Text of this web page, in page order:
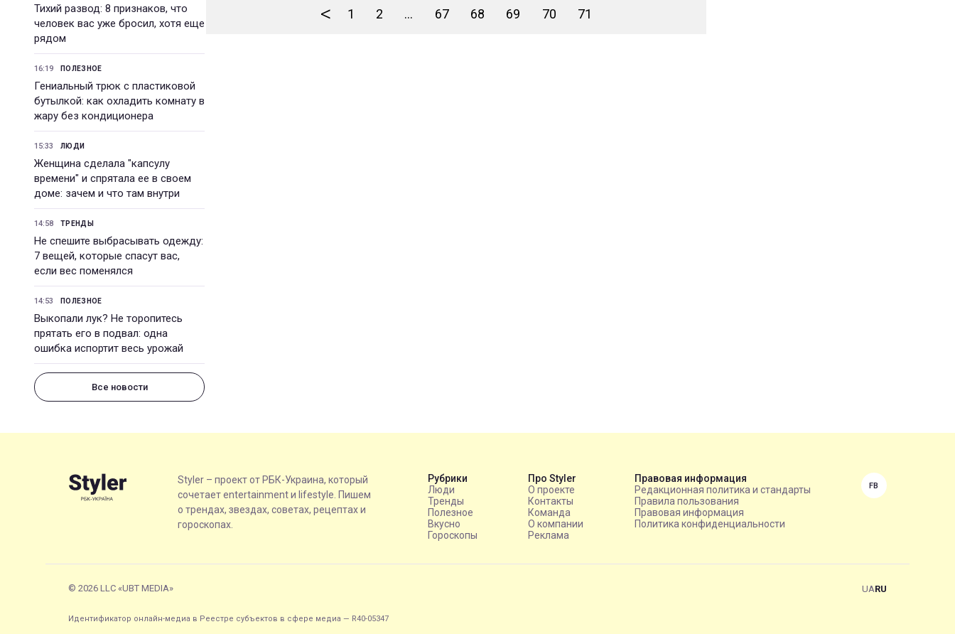
Тихий развод: 8 признаков, что
человек вас уже бросил, хотя еще
рядом
16:19 ПОЛЕЗНОЕ
Гениальный трюк с пластиковой
бутылкой: как охладить комнату в
жару без кондиционера
15:33 ЛЮДИ
Женщина сделала "капсулу
времени" и спрятала ее в своем
доме: зачем и что там внутри
14:58 ТРЕНДЫ
Не спешите выбрасывать одежду:
7 вещей, которые спасут вас,
если вес поменялся
14:53 ПОЛЕЗНОЕ
Выкопали лук? Не торопитесь
прятать его в подвал: одна
ошибка испортит весь урожай
Все новости
< 1 2 ... 67 68 69 70 71
Styler – проект от РБК-Украина, который
сочетает entertainment и lifestyle. Пишем
о трендах, звездах, советах, рецептах и
гороскопах.
Рубрики
Люди
Тренды
Полезное
Вкусно
Гороскопы
Про Styler
О проекте
Контакты
Команда
О компании
Реклама
Правовая информация
Редакционная политика и стандарты
Правила пользования
Правовая информация
Политика конфиденциальности
FB
© 2026 LLC «UBT MEDIA» UARU
Идентификатор онлайн-медиа в Реестре субъектов в сфере медиа — R40-05347